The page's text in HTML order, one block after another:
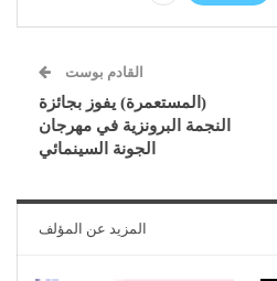
القادم بوست
(المستعمرة) يفوز بجائزة
النجمة البرونزية في مهرجان
الجونة السينمائي
المزيد عن المؤلف